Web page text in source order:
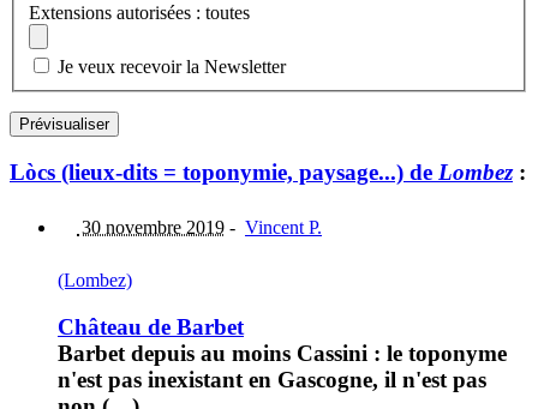
Extensions autorisées : toutes
Je veux recevoir la Newsletter
Lòcs (lieux-dits = toponymie, paysage...) de Lombez:
30 novembre 2019 - Vincent P.
(Lombez)
Château de Barbet
Barbet depuis au moins Cassini : le toponyme
n'est pas inexistant en Gascogne, il n'est pas